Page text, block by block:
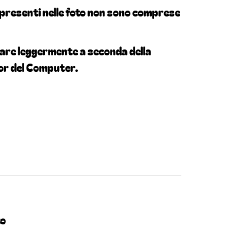
nelle foto non sono comprese
leggermente a seconda della
del Computer.